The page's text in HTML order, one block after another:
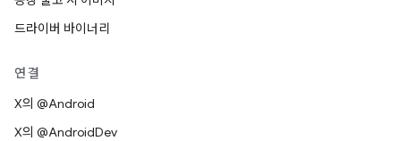
드라이버 바이너리
연결
X의 @Android
X의 @AndroidDev